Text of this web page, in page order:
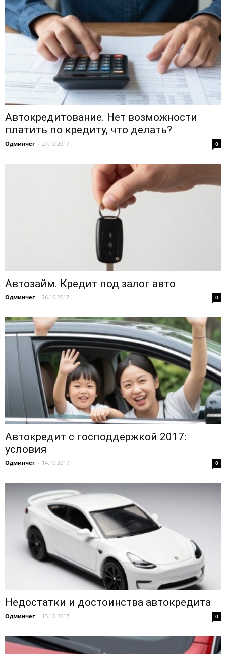
Автокредитование. Нет возможности
платить по кредиту, что делать?
Одминчег - 27.10.2017 0
Автозайм. Кредит под залог авто
Одминчег - 26.10.2017 0
Автокредит с господдержкой 2017:
условия
Одминчег - 14.10.2017 0
Недостатки и достоинства автокредита
Одминчег - 13.10.2017 0